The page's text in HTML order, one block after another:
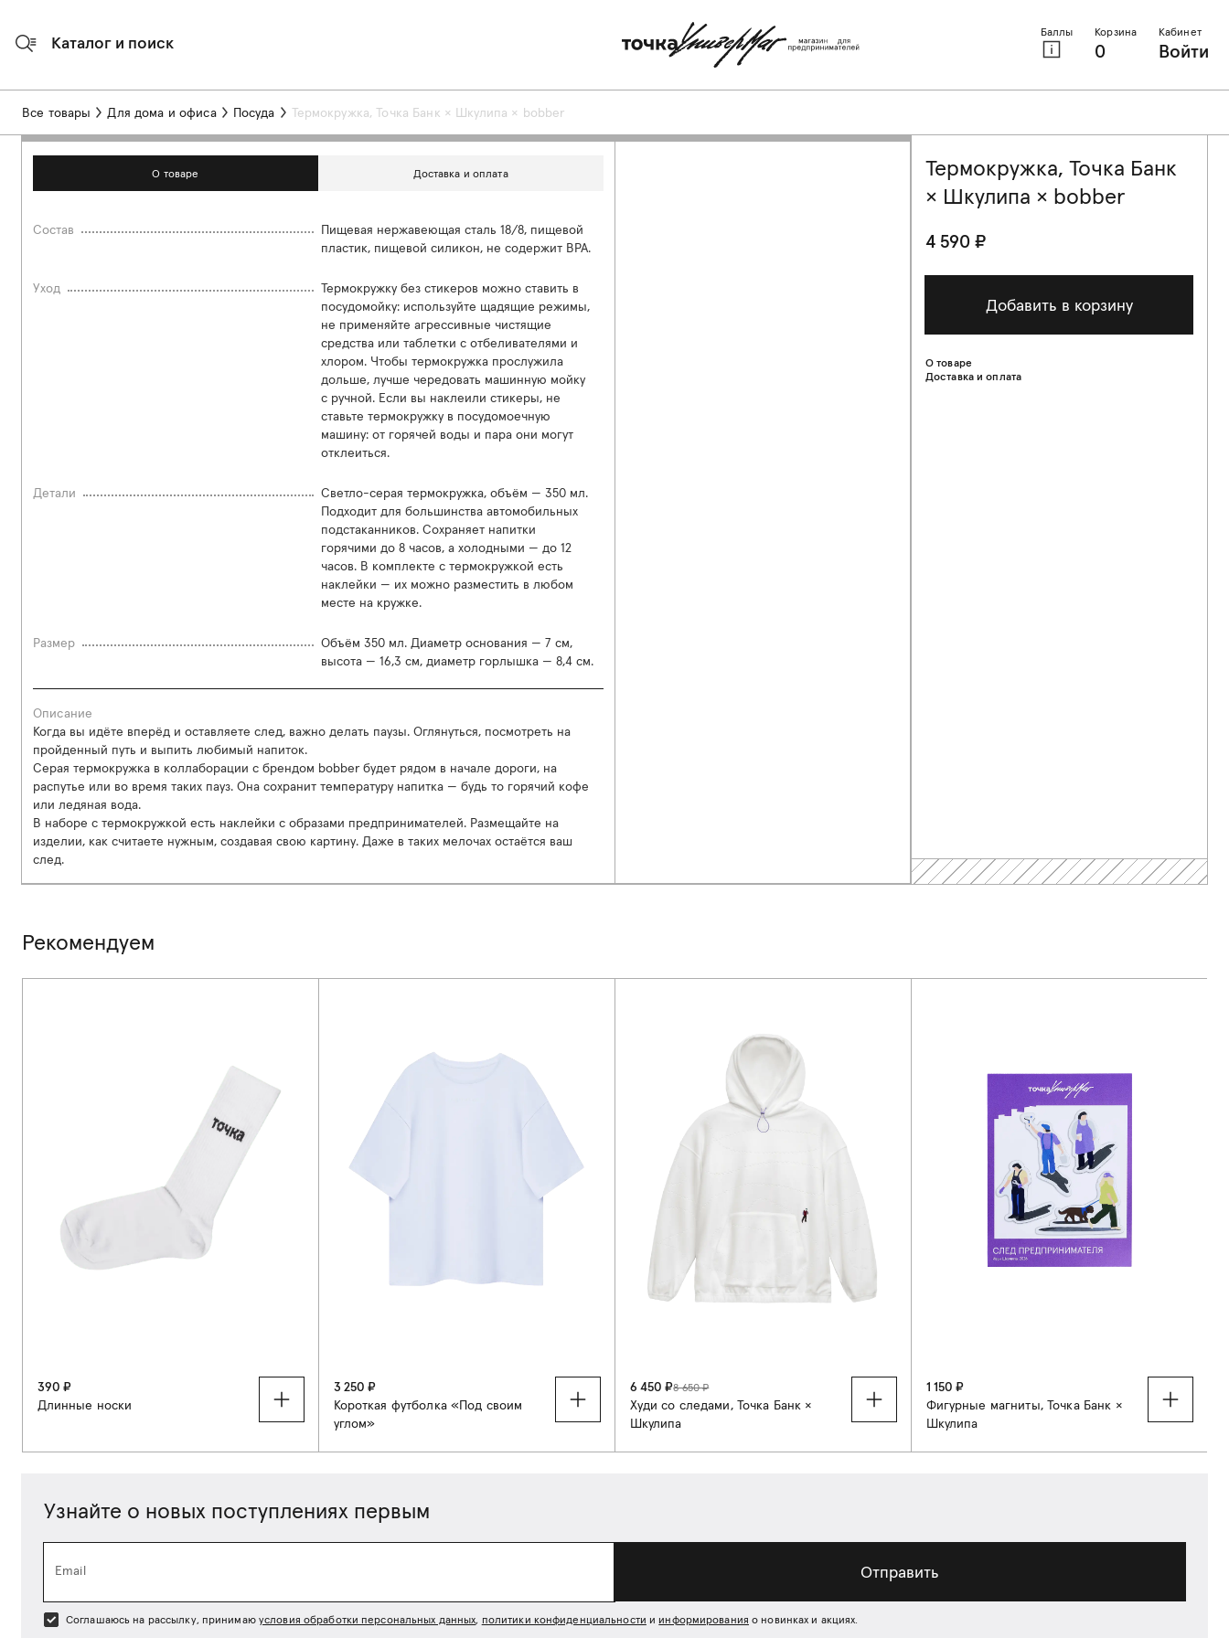
Каталог и поиск
Баллы Корзина
0
Кабинет
Войти
Все товары Для дома и офиса Посуда Термокружка, Точка Банк × Шкулипа × bobber
Термокружка, Точка Банк
× Шкулипа × bobber
4 590 ₽
Добавить в корзину
О товаре
Доставка и оплата
О товаре Доставка и оплата
Состав
Пищевая нержавеющая сталь 18/8, пищевой
пластик, пищевой силикон, не содержит BPA.
Уход
Термокружку без стикеров можно ставить в
посудомойку: используйте щадящие режимы,
не применяйте агрессивные чистящие
средства или таблетки с отбеливателями и
хлором. Чтобы термокружка прослужила
дольше, лучше чередовать машинную мойку
с ручной. Если вы наклеили стикеры, не
ставьте термокружку в посудомоечную
машину: от горячей воды и пара они могут
отклеиться.
Детали
Светло-серая термокружка, объём — 350 мл.
Подходит для большинства автомобильных
подстаканников. Сохраняет напитки
горячими до 8 часов, а холодными — до 12
часов. В комплекте с термокружкой есть
наклейки — их можно разместить в любом
месте на кружке.
Размер
Объём 350 мл. Диаметр основания — 7 см,
высота — 16,3 см, диаметр горлышка — 8,4 см.
Описание
Когда вы идёте вперёд и оставляете след, важно делать паузы. Оглянуться, посмотреть на
пройденный путь и выпить любимый напиток.
Серая термокружка в коллаборации с брендом bobber будет рядом в начале дороги, на
распутье или во время таких пауз. Она сохранит температуру напитка — будь то горячий кофе
или ледяная вода.
В наборе с термокружкой есть наклейки с образами предпринимателей. Размещайте на
изделии, как считаете нужным, создавая свою картину. Даже в таких мелочах остаётся ваш
след.
Рекомендуем
390 ₽
Длинные носки
3 250 ₽
Короткая футболка «Под своим
углом»
S
M L XL XXL
6 450 ₽8 650 ₽
Худи со следами, Точка Банк ×
Шкулипа
S
M L XL XXL
1 150 ₽
Фигурные магниты, Точка Банк ×
Шкулипа
Узнайте о новых поступлениях первым
Email Отправить
Соглашаюсь на рассылку, принимаю условия обработки персональных данных, политики конфиденциальности и информирования о новинках и акциях.